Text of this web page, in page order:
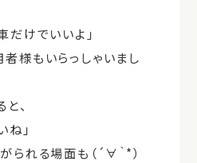
だけでいいよ」
様もいらっしゃいまし
、
ね」
られる場面も（´∀｀*）